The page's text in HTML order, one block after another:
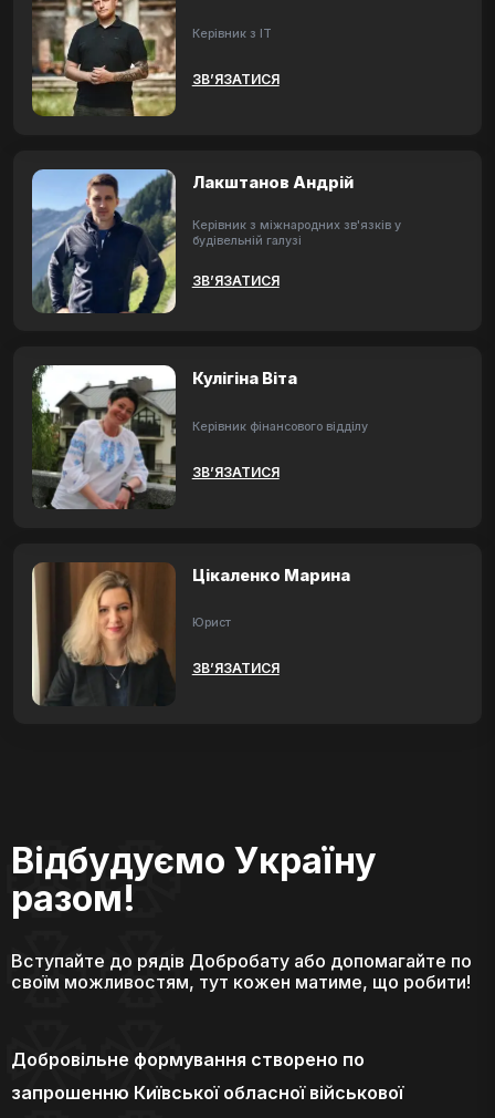
Керівник з ІТ
ЗВ’ЯЗАТИСЯ
Лакштанов Андрій
Керівник з міжнародних зв'язків у
будівельній галузі
ЗВ’ЯЗАТИСЯ
Кулігіна Віта
Керівник фінансового відділу
ЗВ’ЯЗАТИСЯ
Цікаленко Марина
Юрист
ЗВ’ЯЗАТИСЯ
Відбудуємо Україну
разом!
Вступайте до рядів Добробату або допомагайте по
своїм можливостям, тут кожен матиме, що робити!
Добровільне формування створено по
запрошенню Київської обласної військової